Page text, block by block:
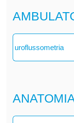
uroflussometria